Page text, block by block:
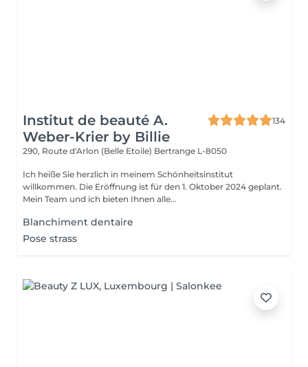
Institut de beauté A.
Weber-Krier by Billie
134
290, Route d'Arlon (Belle Etoile) Bertrange L-8050
Ich heiße Sie herzlich in meinem Schönheitsinstitut
willkommen. Die Eröffnung ist für den 1. Oktober 2024 geplant.
Mein Team und ich bieten Ihnen alle...
Blanchiment dentaire
Pose strass